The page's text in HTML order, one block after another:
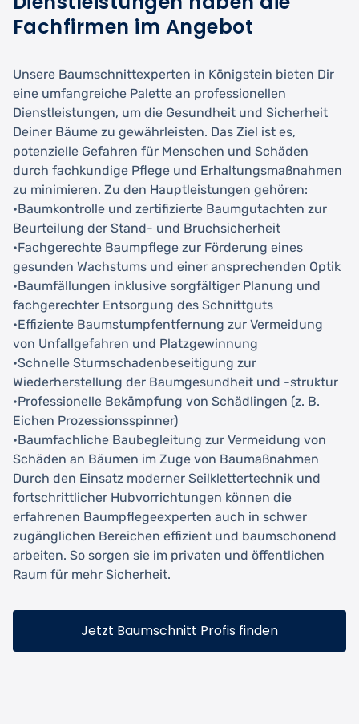
Fachfirmen im Angebot
Unsere Baumschnittexperten in Königstein bieten Dir
eine umfangreiche Palette an professionellen
Dienstleistungen, um die Gesundheit und Sicherheit
Deiner Bäume zu gewährleisten. Das Ziel ist es,
potenzielle Gefahren für Menschen und Schäden
durch fachkundige Pflege und Erhaltungsmaßnahmen
zu minimieren. Zu den Hauptleistungen gehören:
•Baumkontrolle und zertifizierte Baumgutachten zur
Beurteilung der Stand- und Bruchsicherheit
•Fachgerechte Baumpflege zur Förderung eines
gesunden Wachstums und einer ansprechenden Optik
•Baumfällungen inklusive sorgfältiger Planung und
fachgerechter Entsorgung des Schnittguts
•Effiziente Baumstumpfentfernung zur Vermeidung
von Unfallgefahren und Platzgewinnung
•Schnelle Sturmschadenbeseitigung zur
Wiederherstellung der Baumgesundheit und -struktur
•Professionelle Bekämpfung von Schädlingen (z. B.
Eichen Prozessionsspinner)
•Baumfachliche Baubegleitung zur Vermeidung von
Schäden an Bäumen im Zuge von Baumaßnahmen
Durch den Einsatz moderner Seilklettertechnik und
fortschrittlicher Hubvorrichtungen können die
erfahrenen Baumpflegeexperten auch in schwer
zugänglichen Bereichen effizient und baumschonend
arbeiten. So sorgen sie im privaten und öffentlichen
Raum für mehr Sicherheit.
Jetzt Baumschnitt Profis finden